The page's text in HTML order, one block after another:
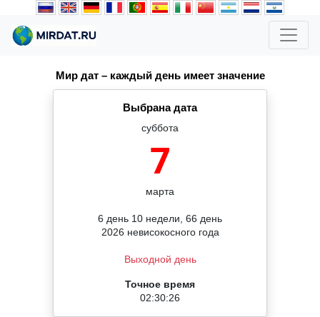
Мир дат – каждый день имеет значение
Выбрана дата
суббота
7
марта
6 день 10 недели, 66 день
2026 невисокосного года
Выходной день
Точное время
02:30:26